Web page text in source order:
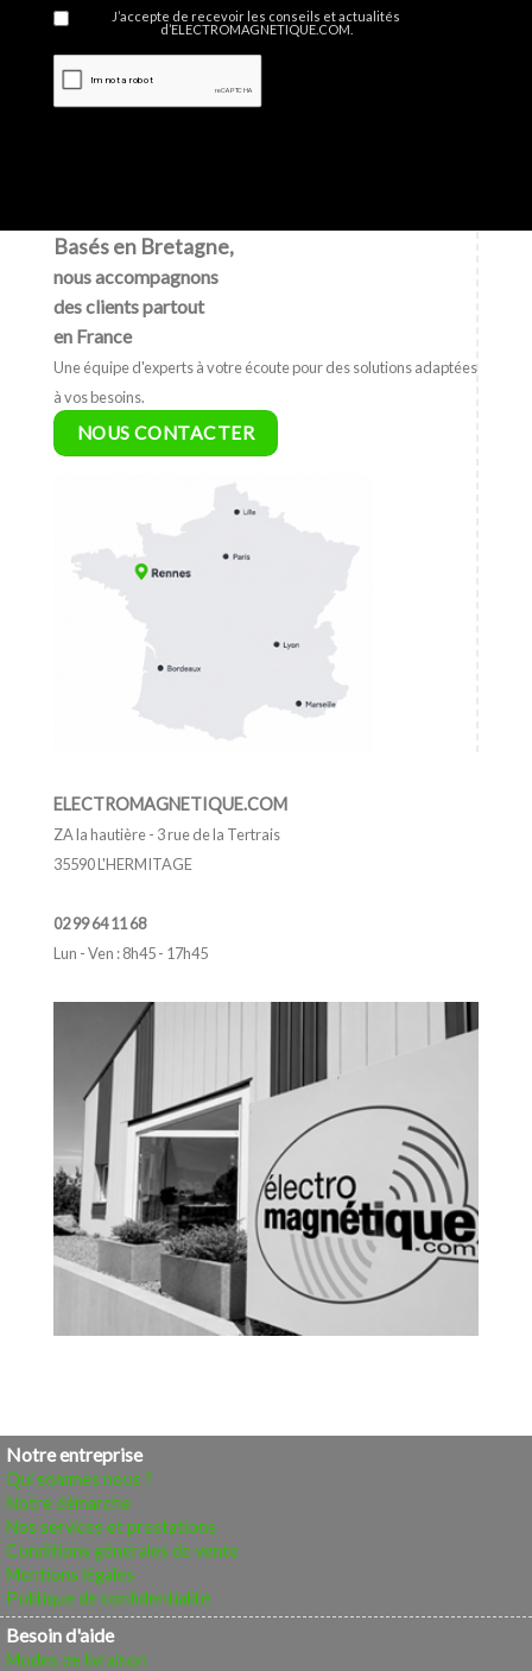
J’accepte de recevoir les conseils et actualités
d’ELECTROMAGNETIQUE.COM.
Basés en Bretagne,
nous accompagnons
des clients partout
en France
Une équipe d'experts à votre écoute pour des solutions adaptées
à vos besoins.
NOUS CONTACTER
ELECTROMAGNETIQUE.COM
ZA la hautière - 3 rue de la Tertrais
35590 L'HERMITAGE
02 99 64 11 68
Lun - Ven : 8h45 - 17h45
Notre entreprise
Qui sommes nous ?
Notre démarche
Nos services et prestations
Conditions générales de vente
Mentions légales
Politique de confidentialité
Besoin d'aide
Modes de livraison